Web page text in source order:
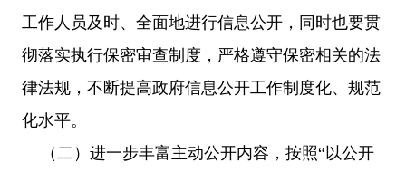
工作人员及时、全面地进行信息公开，同时也要贯
彻落实执行保密审查制度，严格遵守保密相关的法
律法规，不断提高政府信息公开工作制度化、规范
化水平。
（二）进一步丰富主动公开内容，按照“以公开